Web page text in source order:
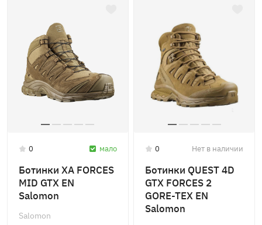
0
Ботинки XA FORCES
MID GTX EN
Salomon
Salomon
мало 0
Ботинки QUEST 4D
GTX FORCES 2
GORE-TEX EN
Salomon
Нет в наличии